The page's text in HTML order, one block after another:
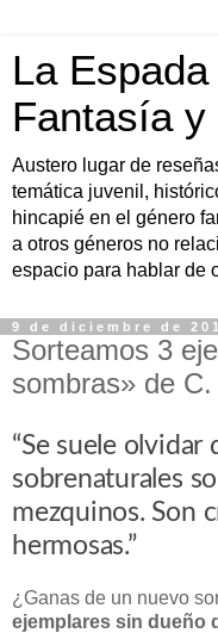
La
Fantasía
Austero lugar de
temática juvenil,
hincapié en el género
a otros géneros no
espacio para hablar de
9 de diciembre de
Sorteamos 3
sombras» de
“Se suele olvidar
sobrenaturales
mezquinos. Son
hermosas.”
¿Ganas de un nuevo
ejemplares sin dueño